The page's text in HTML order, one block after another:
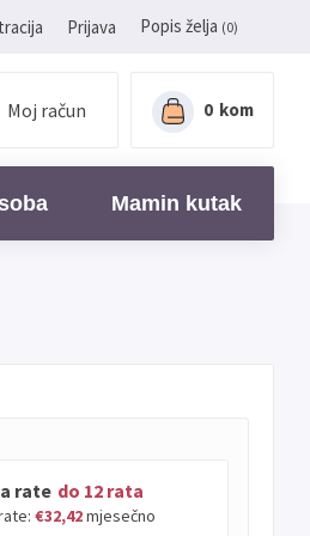
Prijava Popis želja (0)
Moj račun 0 kom
Mamin kutak
rate do 12 rata
€32,42mjesečno